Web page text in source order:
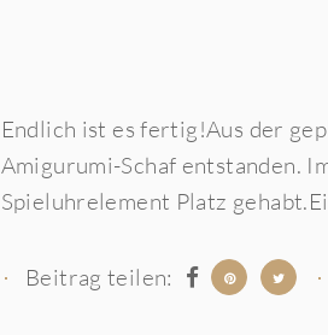
Endlich ist es fertig!Aus der
Amigurumi-Schaf entstanden.
Spieluhrelement Platz
Beitrag teilen: